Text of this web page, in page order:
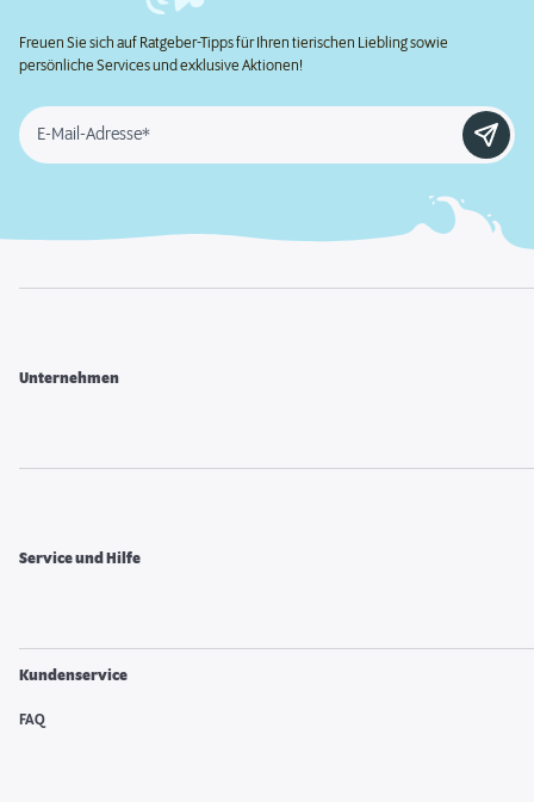
Freuen Sie sich auf Ratgeber-Tipps für Ihren tierischen Liebling sowie
persönliche Services und exklusive Aktionen!
E-Mail-Adresse*
Unternehmen
Service und Hilfe
Kundenservice
FAQ